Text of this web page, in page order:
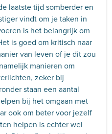
laatste tijd somberder en
vindt om je taken in
is het belangrijk om
is goed om kritisch naar
van leven of je dit zou
manieren om
zeker bij
staan een aantal
bij het omgaan met
ook om beter voor jezelf
helpen is echter wel